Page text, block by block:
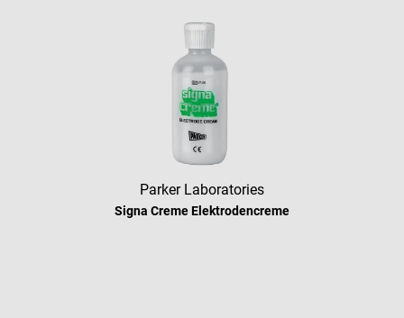
Parker Laboratories
Signa Creme Elektrodencreme